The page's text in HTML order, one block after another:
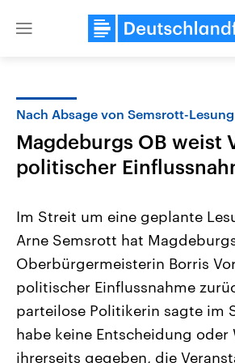
Close
Landtagswahl Sachsen-Anhalt
2026
Alle Informationen
Sachsen-Anhalt wählt am 6.
September 2026 einen neuen
Bundesland von einer Koalition aus
Nach Absage von Semsrott-Lesung
Magdeburgs OB weist
politischer
Im Streit um eine geplante
Arne Semsrott hat
Oberbürgermeisterin Borris
politischer Einflussnahme
parteilose Politikerin sagte im
habe keine Entscheidung oder
ihrerseits gegeben, die